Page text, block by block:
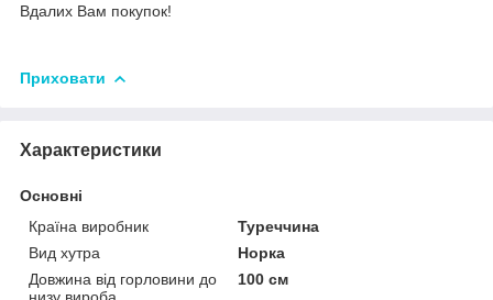
Вдалих Вам покупок!
Приховати
Характеристики
Основні
Країна виробник
Туреччина
Вид хутра
Норка
Довжина від горловини до
низу вироба
100 см